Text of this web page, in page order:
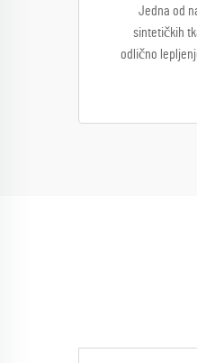
Jedna od
sintetičkih
odlično